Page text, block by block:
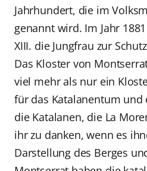
Jahrhundert, die im
genannt wird. Im Jahr
XIII. die Jungfrau zur
Das Kloster von
viel mehr als nur ein
für das Katalanentum
die Katalanen, die La
ihr zu danken, wenn es
Darstellung des Berges